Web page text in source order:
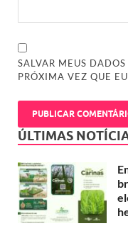
SALVAR MEUS
PRÓXIMA VEZ QUE
ÚLTIMAS